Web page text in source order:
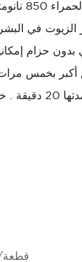
سريريًا:
بدون حزام
.